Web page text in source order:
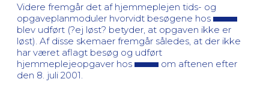
Videre fremgår det af hjemmeplejen tids- og
opgaveplanmoduler hvorvidt besøgene hos
blev udført (?ej løst? betyder, at opgaven ikke er
løst). Af disse skemaer fremgår således, at der ikke
har været aflagt besøg og udført
hjemmeplejeopgaver hos
om aftenen efter
den 8. juli 2001.